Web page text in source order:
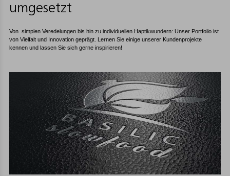
umgesetzt
Von simplen Veredelungen bis hin zu individuellen Haptikwundern: Unser Portfolio ist
von Vielfalt und Innovation geprägt. Lernen Sie einige unserer Kundenprojekte
kennen und lassen Sie sich gerne inspirieren!